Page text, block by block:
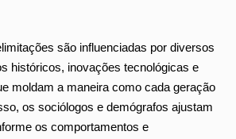
são influenciadas por diversos
históricos, inovações tecnológicas e
moldam a maneira como cada geração
os sociólogos e demógrafos ajustam
os comportamentos e